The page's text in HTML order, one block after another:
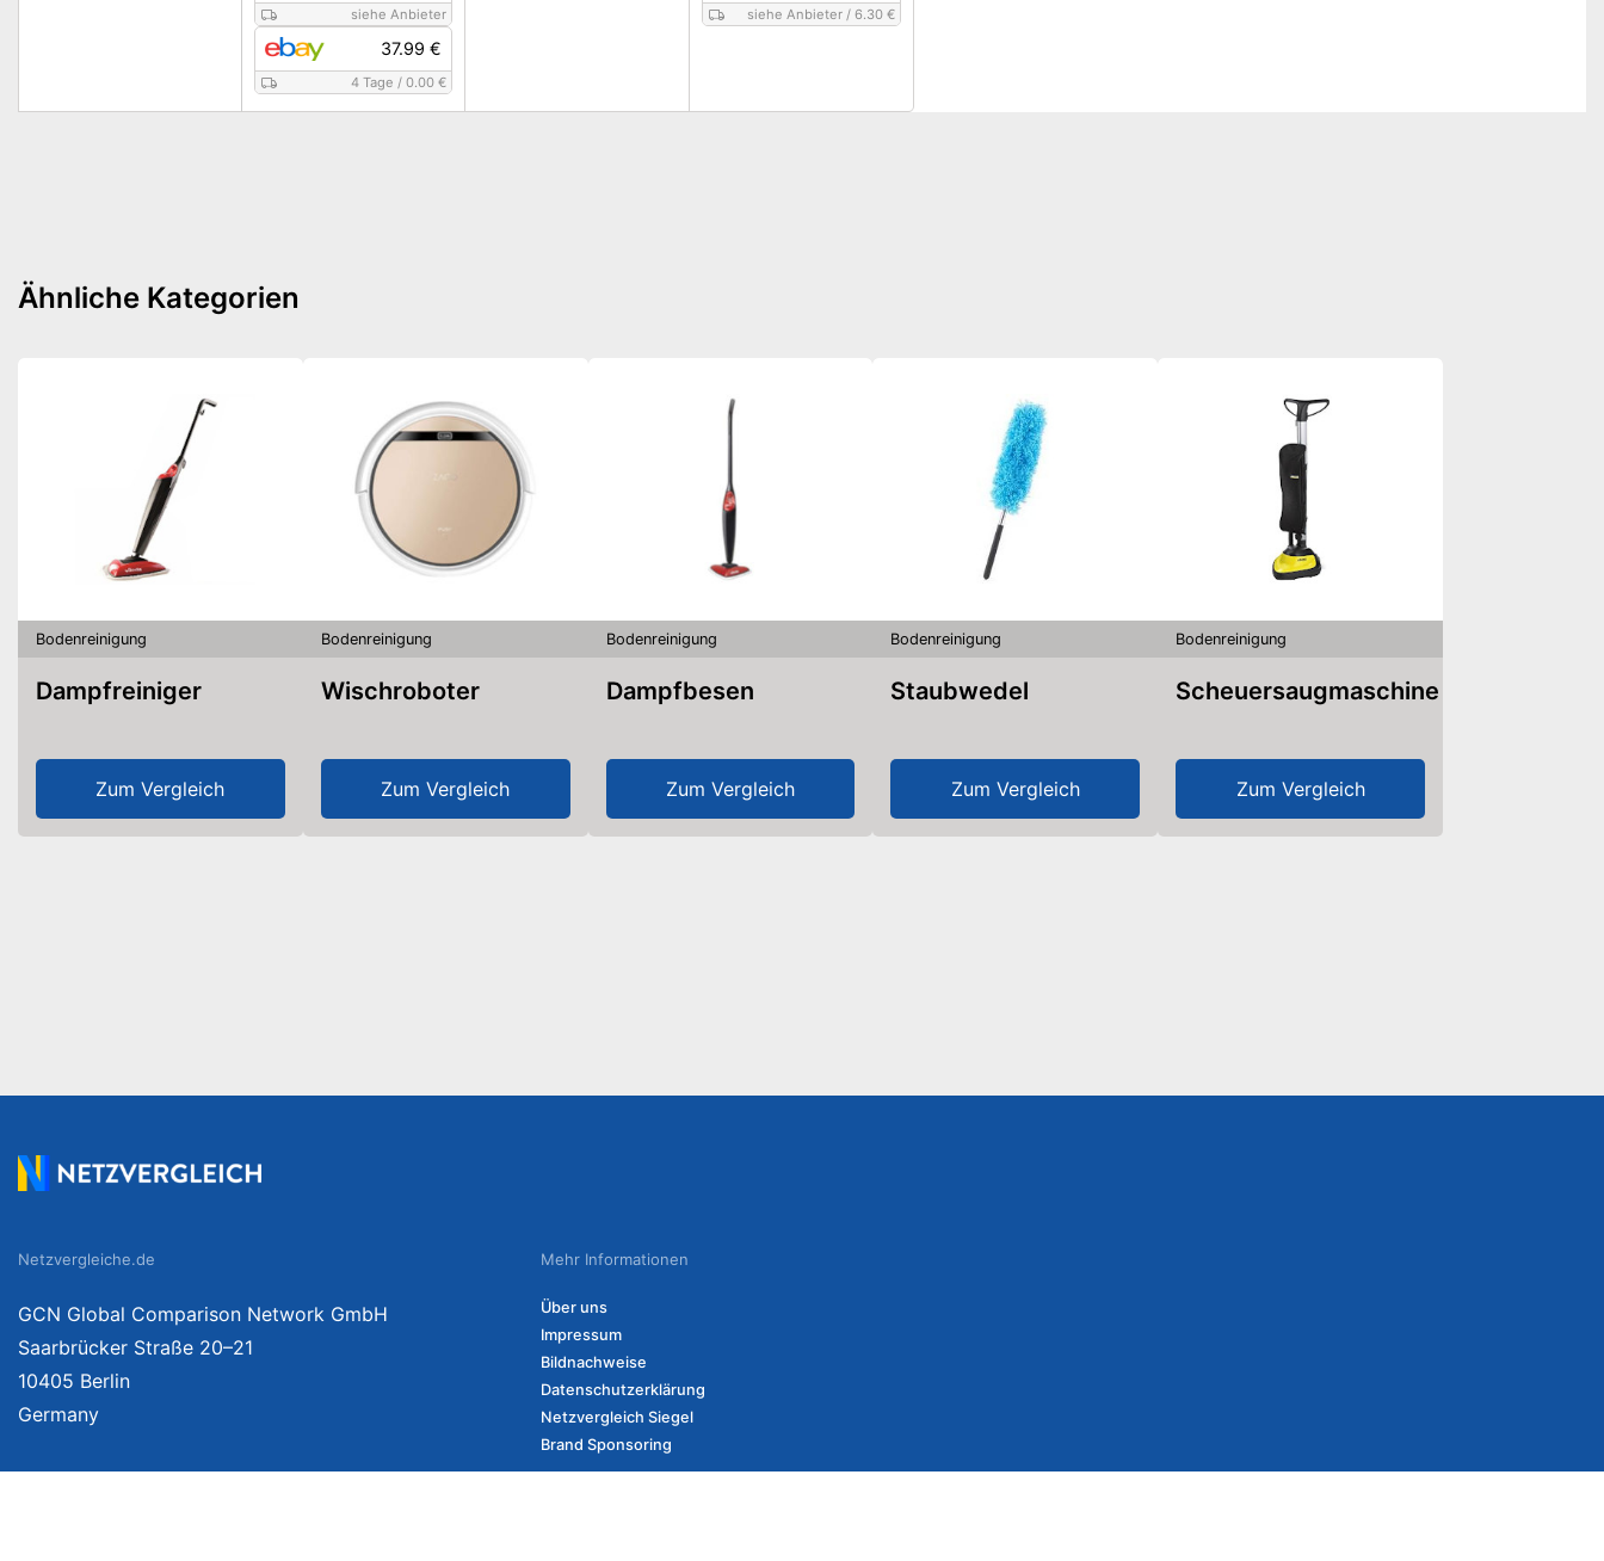
siehe Anbieter
37.99 €
4 Tage /0.00 €
siehe Anbieter/ 6.30 €
Ähnliche Kategorien
Bodenreinigung
Dampfreiniger
Zum Vergleich
Bodenreinigung
Wischroboter
Zum Vergleich
Bodenreinigung
Dampfbesen
Zum Vergleich
Bodenreinigung
Staubwedel
Zum Vergleich
Bodenreinigung
Scheuersaugmaschine
Zum Vergleich
Netzvergleiche.de
GCN Global Comparison Network GmbH
Saarbrücker Straße 20–21
10405 Berlin
Germany
Mehr Informationen
Über uns
Impressum
Bildnachweise
Datenschutzerklärung
Netzvergleich Siegel
Brand Sponsoring